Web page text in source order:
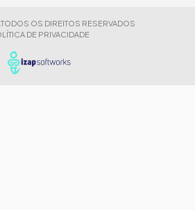
TODOS OS DIREITOS RESERVADOS
DE PRIVACIDADE